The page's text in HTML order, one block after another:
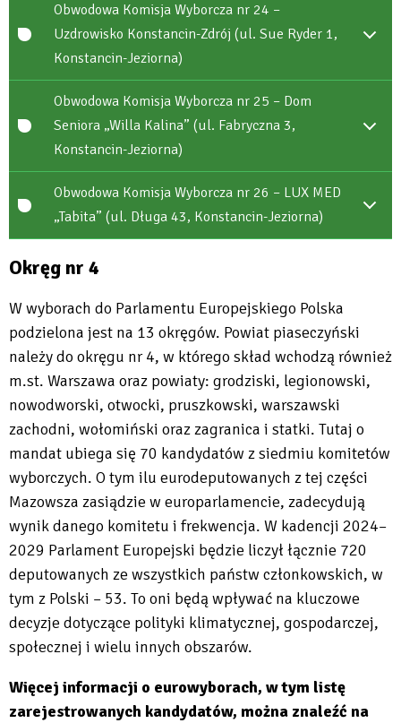
Obwodowa Komisja Wyborcza nr 24 –
Uzdrowisko Konstancin-Zdrój (ul. Sue Ryder 1,
Konstancin-Jeziorna)
Obwodowa Komisja Wyborcza nr 25 – Dom
Seniora „Willa Kalina” (ul. Fabryczna 3,
Konstancin-Jeziorna)
Obwodowa Komisja Wyborcza nr 26 – LUX MED
„Tabita” (ul. Długa 43, Konstancin-Jeziorna)
Okręg nr 4
W wyborach do Parlamentu Europejskiego Polska
podzielona jest na 13 okręgów. Powiat piaseczyński
należy do okręgu nr 4, w którego skład wchodzą również
m.st. Warszawa oraz powiaty: grodziski, legionowski,
nowodworski, otwocki, pruszkowski, warszawski
zachodni, wołomiński oraz zagranica i statki. Tutaj o
mandat ubiega się 70 kandydatów z siedmiu komitetów
wyborczych. O tym ilu eurodeputowanych z tej części
Mazowsza zasiądzie w europarlamencie, zadecydują
wynik danego komitetu i frekwencja. W kadencji 2024–
2029 Parlament Europejski będzie liczył łącznie 720
deputowanych ze wszystkich państw członkowskich, w
tym z Polski – 53. To oni będą wpływać na kluczowe
decyzje dotyczące polityki klimatycznej, gospodarczej,
społecznej i wielu innych obszarów.
Więcej informacji o eurowyborach, w tym listę
zarejestrowanych kandydatów, można znaleźć na